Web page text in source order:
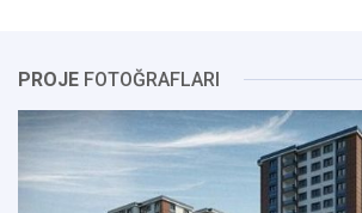
PROJE FOTOĞRAFLARI